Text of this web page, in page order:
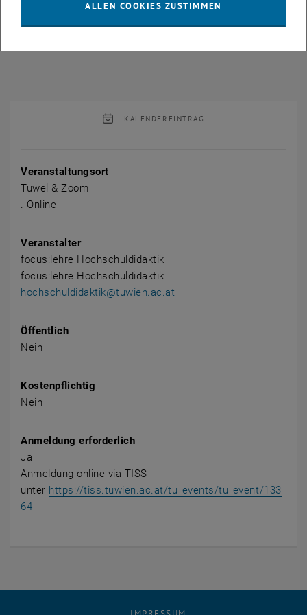
KALENDEREINTRAG
Veranstaltungsort
Tuwel & Zoom
. Online
Veranstalter
focus:lehre Hochschuldidaktik
focus:lehre Hochschuldidaktik
hochschuldidaktik@tuwien.ac.at
Öffentlich
Nein
Kostenpflichtig
Nein
Anmeldung erforderlich
Ja
Anmeldung online via TISS
unter https://tiss.tuwien.ac.at/tu_events/tu_event/133
64, öffnet eine externe URL in einem neuen Fenster
ALLEN COOKIES ZUSTIMMEN